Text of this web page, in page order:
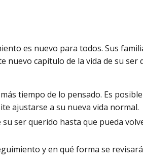
es nuevo para todos. Sus
nuevo capítulo de la vida de su ser
tiempo de lo pensado. Es
ajustarse a su nueva vida normal.
ser querido hasta que pueda
y en qué forma se